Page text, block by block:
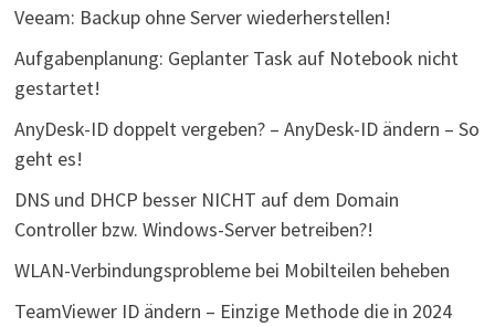
Veeam: Backup ohne Server wiederherstellen!
Aufgabenplanung: Geplanter Task auf Notebook nicht
gestartet!
AnyDesk-ID doppelt vergeben? – AnyDesk-ID ändern – So
geht es!
DNS und DHCP besser NICHT auf dem Domain
Controller bzw. Windows-Server betreiben?!
WLAN-Verbindungsprobleme bei Mobilteilen beheben
TeamViewer ID ändern – Einzige Methode die in 2024